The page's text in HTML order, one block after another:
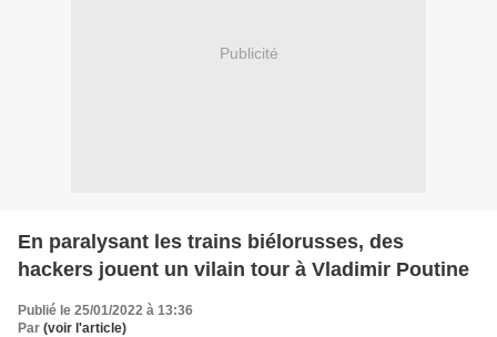
Publicité
En paralysant les trains biélorusses, des
hackers jouent un vilain tour à Vladimir Poutine
Publié le 25/01/2022 à 13:36
Par (voir l'article)